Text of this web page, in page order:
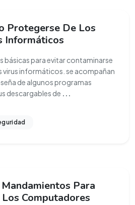
Protegerse De Los
Informáticos
básicas para evitar contaminarse
virus informáticos. se acompañan
de algunos programas
descargables de ...
Para
Los Computadores